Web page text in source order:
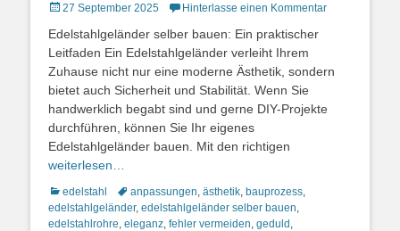
Posted
27 September 2025 Hinterlasse einen Kommentar
Edelstahlgeländer selber bauen: Ein praktischer
Leitfaden Ein Edelstahlgeländer verleiht Ihrem
Zuhause nicht nur eine moderne Ästhetik, sondern
bietet auch Sicherheit und Stabilität. Wenn Sie
handwerklich begabt sind und gerne DIY-Projekte
durchführen, können Sie Ihr eigenes
Edelstahlgeländer bauen. Mit den richtigen
weiterlesen…
Kategorien
edelstahl Schlagworte
anpassungen, ästhetik, bauprozess,
edelstahlgeländer, edelstahlgeländer selber bauen,
edelstahlrohre, eleganz, fehler vermeiden, geduld ,